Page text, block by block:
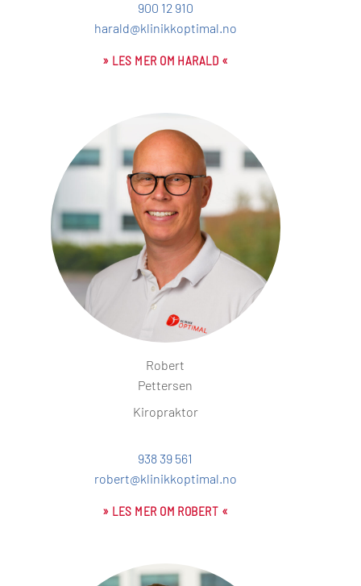
900 12 910
harald@klinikkoptimal.no
» LES MER OM HARALD «
Robert
Pettersen
Kiropraktor
938 39 561
robert@klinikkoptimal.no
» LES MER OM ROBERT «